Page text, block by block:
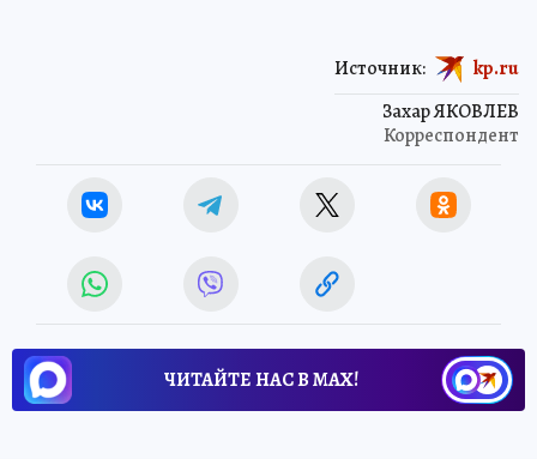
Захар ЯКОВЛЕВ
Корреспондент
Источник: kp.ru
ЧИТАЙТЕ НАС В МАХ!